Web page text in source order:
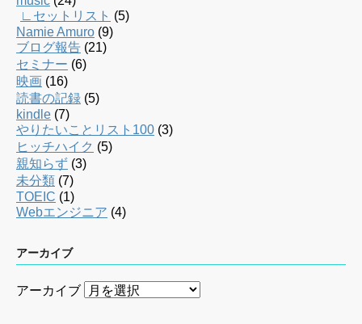
∟セットリスト (5)
Namie Amuro (9)
ブログ報告 (21)
セミナー (6)
映画 (16)
読書の記録 (5)
kindle (7)
やりたいことリスト100 (3)
ヒッチハイク (5)
親知らず (3)
未分類 (7)
TOEIC (1)
Webエンジニア (4)
アーカイブ
アーカイブ